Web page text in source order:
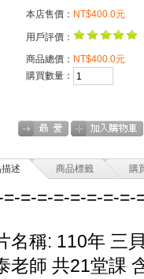
本店售價： NT$400.0元
用戶評價：
商品總價： NT$400.0元
購買數量：
述 商品標籤 購
=-=-=-=-=-=-=-=-
名稱: 110年 三
老師 共21堂課